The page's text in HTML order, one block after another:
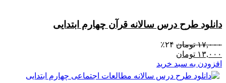
دانلود طرح درس سالانه قرآن چهارم ابتدایی
۱۷,۰۰۰ تومان ۲۴٪
۱۳,۰۰۰ تومان
افزودن به سبد خرید